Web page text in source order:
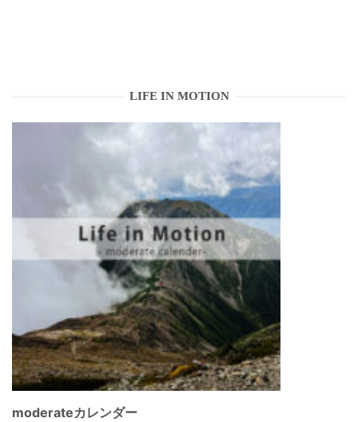
LIFE IN MOTION
moderateカレンダー